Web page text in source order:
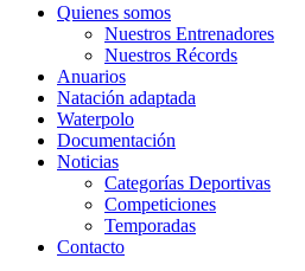
Quienes somos
Nuestros Entrenadores
Nuestros Récords
Anuarios
Natación adaptada
Waterpolo
Documentación
Noticias
Categorías Deportivas
Competiciones
Temporadas
Contacto